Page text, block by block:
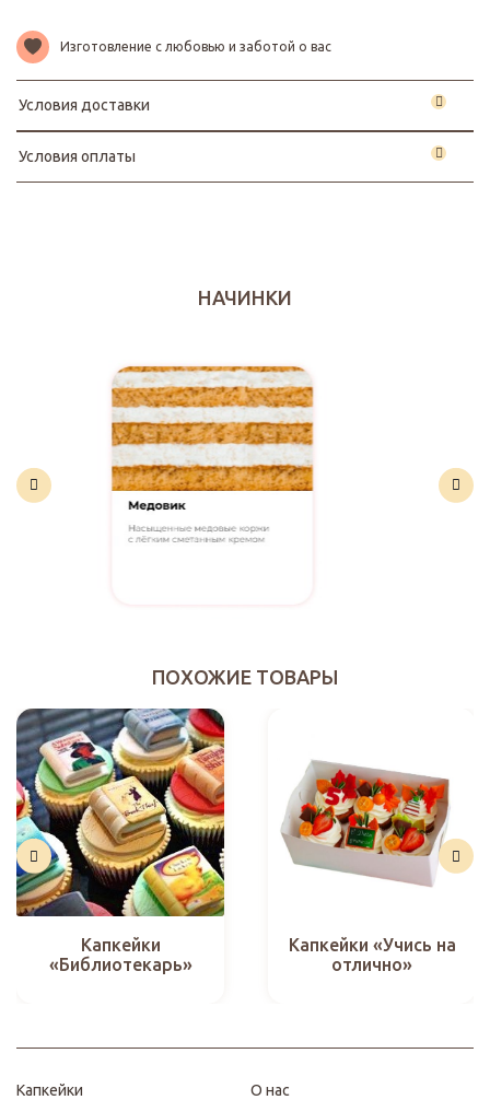
Изготовление с любовью и заботой о вас
Условия доставки
Условия оплаты
НАЧИНКИ
ПОХОЖИЕ ТОВАРЫ
Капкейки
«Библиотекарь»
Капкейки «Учись на
отлично»
Капкейки О нас